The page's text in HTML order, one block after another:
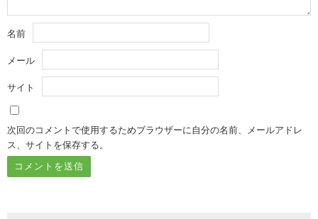
名前
メール
サイト
次回のコメントで使用するためブラウザーに自分の名前、メールアドレ
ス、サイトを保存する。